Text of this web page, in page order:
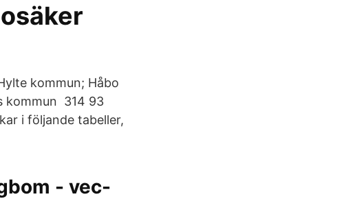
kommun; Håbo
kommun 314 93
i följande tabeller,
- vec-